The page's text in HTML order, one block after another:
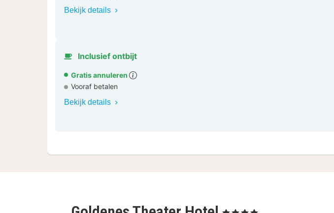
Bekijk details
Inclusief ontbijt
Gratis annuleren
Vooraf betalen
Bekijk details
, 4 Sterren